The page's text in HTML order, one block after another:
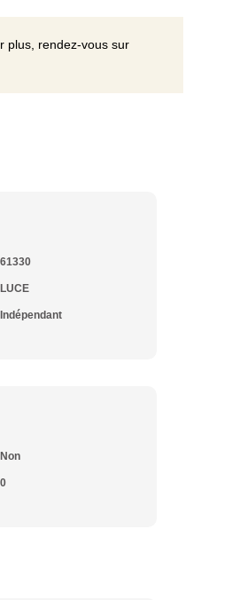
plus, rendez-vous sur
61330
LUCE
Indépendant
Non
0